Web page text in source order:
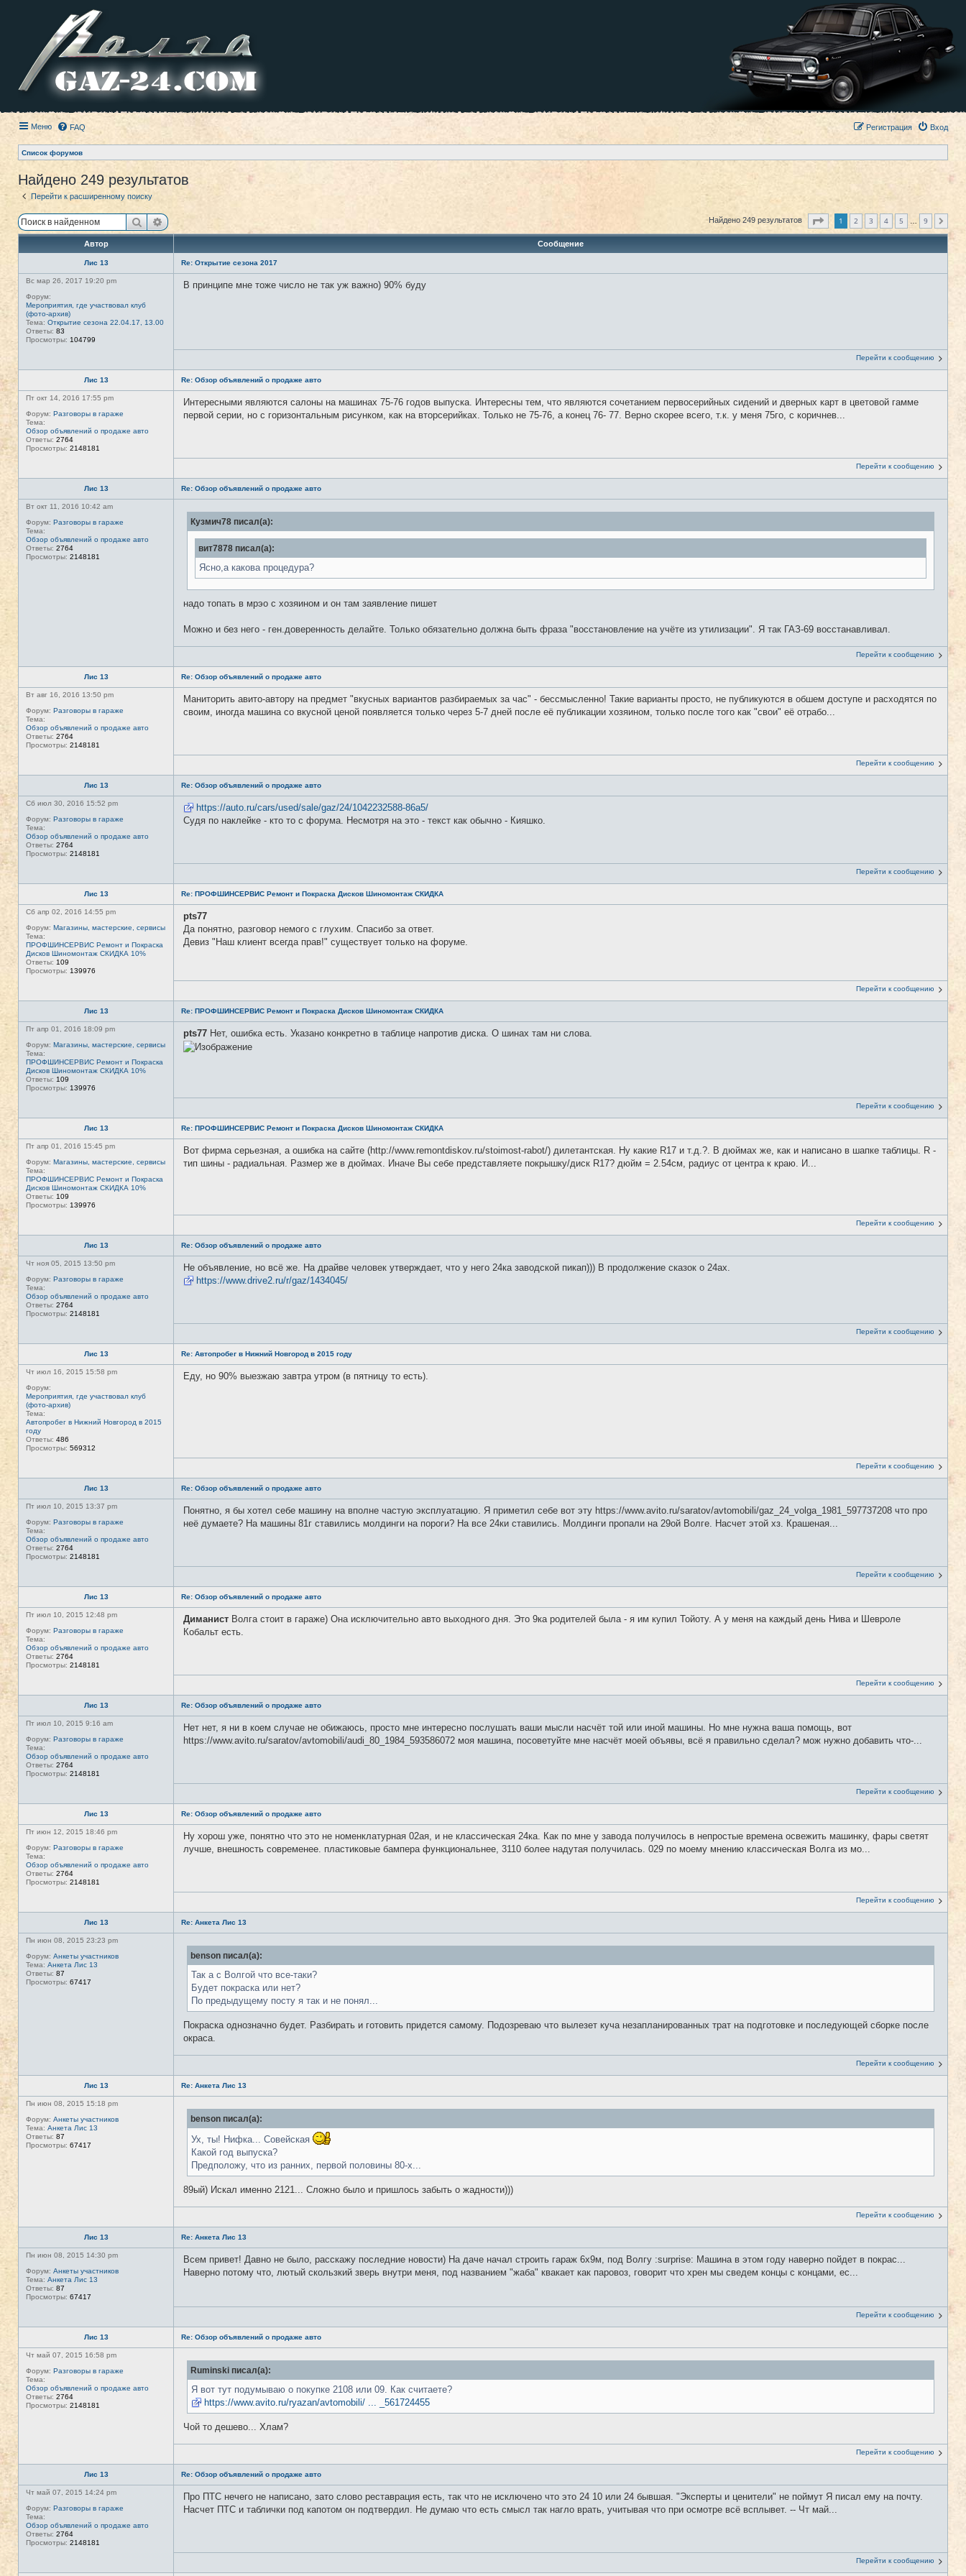
Меню FAQ Вход
Регистрация
Список форумов
Найдено 249 результатов
Перейти к расширенному поиску
ПоискРасширенный поиск Найдено 249 результатов Страница из9
1 2 3 4 5 9
Автор Сообщение
Лис 13
Вс мар 26, 2017 19:20 pm
Форум:
Мероприятия, где участвовал клуб
(фото-архив)
Тема: Открытие сезона 22.04.17, 13.00
Ответы: 83
Просмотры: 104799
Re: Открытие сезона 2017
В принципе мне тоже число не так уж важно) 90% буду
Перейти к сообщению
Лис 13
Пт окт 14, 2016 17:55 pm
Форум: Разговоры в гараже
Тема:
Обзор объявлений о продаже авто
Ответы: 2764
Просмотры: 2148181
Re: Обзор объявлений о продаже авто
Интересными являются салоны на машинах 75-76 годов выпуска. Интересны тем, что являются сочетанием первосерийных сидений и дверных карт в цветовой гамме
первой серии, но с горизонтальным рисунком, как на вторсерийках. Только не 75-76, а конец 76- 77. Верно скорее всего, т.к. у меня 75го, с коричнев...
Перейти к сообщению
Лис 13
Вт окт 11, 2016 10:42 am
Форум: Разговоры в гараже
Тема:
Обзор объявлений о продаже авто
Ответы: 2764
Просмотры: 2148181
Re: Обзор объявлений о продаже авто
Кузмич78 писал(а):
вит7878 писал(а):
Ясно,а какова процедура?
надо топать в мрэо с хозяином и он там заявление пишет
Можно и без него - ген.доверенность делайте. Только обязательно должна быть фраза "восстановление на учёте из утилизации". Я так ГАЗ-69 восстанавливал.
Перейти к сообщению
Лис 13
Вт авг 16, 2016 13:50 pm
Форум: Разговоры в гараже
Тема:
Обзор объявлений о продаже авто
Ответы: 2764
Просмотры: 2148181
Re: Обзор объявлений о продаже авто
Маниторить авито-автору на предмет "вкусных вариантов разбираемых за час" - бессмысленно! Такие варианты просто, не публикуются в обшем доступе и расходятся по
своим, иногда машина со вкусной ценой появляется только через 5-7 дней после её публикации хозяином, только после того как "свои" её отрабо...
Перейти к сообщению
Лис 13
Сб июл 30, 2016 15:52 pm
Форум: Разговоры в гараже
Тема:
Обзор объявлений о продаже авто
Ответы: 2764
Просмотры: 2148181
Re: Обзор объявлений о продаже авто
https://auto.ru/cars/used/sale/gaz/24/1042232588-86a5/
Судя по наклейке - кто то с форума. Несмотря на это - текст как обычно - Кияшко.
Перейти к сообщению
Лис 13
Сб апр 02, 2016 14:55 pm
Форум: Магазины, мастерские, сервисы
Тема:
ПРОФШИНСЕРВИС Ремонт и Покраска
Дисков Шиномонтаж СКИДКА 10%
Ответы: 109
Просмотры: 139976
Re: ПРОФШИНСЕРВИС Ремонт и Покраска Дисков Шиномонтаж СКИДКА
pts77
Да понятно, разговор немого с глухим. Спасибо за ответ.
Девиз "Наш клиент всегда прав!" существует только на форуме.
Перейти к сообщению
Лис 13
Пт апр 01, 2016 18:09 pm
Форум: Магазины, мастерские, сервисы
Тема:
ПРОФШИНСЕРВИС Ремонт и Покраска
Дисков Шиномонтаж СКИДКА 10%
Ответы: 109
Просмотры: 139976
Re: ПРОФШИНСЕРВИС Ремонт и Покраска Дисков Шиномонтаж СКИДКА
pts77 Нет, ошибка есть. Указано конкретно в таблице напротив диска. О шинах там ни слова.
Перейти к сообщению
Лис 13
Пт апр 01, 2016 15:45 pm
Форум: Магазины, мастерские, сервисы
Тема:
ПРОФШИНСЕРВИС Ремонт и Покраска
Дисков Шиномонтаж СКИДКА 10%
Ответы: 109
Просмотры: 139976
Re: ПРОФШИНСЕРВИС Ремонт и Покраска Дисков Шиномонтаж СКИДКА
Вот фирма серьезная, а ошибка на сайте (http://www.remontdiskov.ru/stoimost-rabot/) дилетантская. Ну какие R17 и т.д.?. В дюймах же, как и написано в шапке таблицы. R -
тип шины - радиальная. Размер же в дюймах. Иначе Вы себе представляете покрышку/диск R17? дюйм = 2.54см, радиус от центра к краю. И...
Перейти к сообщению
Лис 13
Чт ноя 05, 2015 13:50 pm
Форум: Разговоры в гараже
Тема:
Обзор объявлений о продаже авто
Ответы: 2764
Просмотры: 2148181
Re: Обзор объявлений о продаже авто
Не объявление, но всё же. На драйве человек утверждает, что у него 24ка заводской пикап))) В продолжение сказок о 24ах.
https://www.drive2.ru/r/gaz/1434045/
Перейти к сообщению
Лис 13
Чт июл 16, 2015 15:58 pm
Форум:
Мероприятия, где участвовал клуб
(фото-архив)
Тема:
Автопробег в Нижний Новгород в 2015
году
Ответы: 486
Просмотры: 569312
Re: Автопробег в Нижний Новгород в 2015 году
Еду, но 90% выезжаю завтра утром (в пятницу то есть).
Перейти к сообщению
Лис 13
Пт июл 10, 2015 13:37 pm
Форум: Разговоры в гараже
Тема:
Обзор объявлений о продаже авто
Ответы: 2764
Просмотры: 2148181
Re: Обзор объявлений о продаже авто
Понятно, я бы хотел себе машину на вполне частую эксплуатацию. Я приметил себе вот эту https://www.avito.ru/saratov/avtomobili/gaz_24_volga_1981_597737208 что про
неё думаете? На машины 81г ставились молдинги на пороги? На все 24ки ставились. Молдинги пропали на 29ой Волге. Насчет этой хз. Крашеная...
Перейти к сообщению
Лис 13
Пт июл 10, 2015 12:48 pm
Форум: Разговоры в гараже
Тема:
Обзор объявлений о продаже авто
Ответы: 2764
Просмотры: 2148181
Re: Обзор объявлений о продаже авто
Диманист Волга стоит в гараже) Она исключительно авто выходного дня. Это 9ка родителей была - я им купил Тойоту. А у меня на каждый день Нива и Шевроле
Кобальт есть.
Перейти к сообщению
Лис 13
Пт июл 10, 2015 9:16 am
Форум: Разговоры в гараже
Тема:
Обзор объявлений о продаже авто
Ответы: 2764
Просмотры: 2148181
Re: Обзор объявлений о продаже авто
Нет нет, я ни в коем случае не обижаюсь, просто мне интересно послушать ваши мысли насчёт той или иной машины. Но мне нужна ваша помощь, вот
https://www.avito.ru/saratov/avtomobili/audi_80_1984_593586072 моя машина, посоветуйте мне насчёт моей объявы, всё я правильно сделал? мож нужно добавить что-...
Перейти к сообщению
Лис 13
Пт июн 12, 2015 18:46 pm
Форум: Разговоры в гараже
Тема:
Обзор объявлений о продаже авто
Ответы: 2764
Просмотры: 2148181
Re: Обзор объявлений о продаже авто
Ну хорош уже, понятно что это не номенклатурная 02ая, и не классическая 24ка. Как по мне у завода получилось в непростые времена освежить машинку, фары светят
лучше, внешность современее. пластиковые бампера функциональнее, 3110 более надутая получилась. 029 по моему мнению классическая Волга из мо...
Перейти к сообщению
Лис 13
Пн июн 08, 2015 23:23 pm
Форум: Анкеты участников
Тема: Анкета Лис 13
Ответы: 87
Просмотры: 67417
Re: Анкета Лис 13
benson писал(а):
Так а с Волгой что все-таки?
Будет покраска или нет?
По предыдущему посту я так и не понял...
Покраска однозначно будет. Разбирать и готовить придется самому. Подозреваю что вылезет куча незапланированных трат на подготовке и последующей сборке после
окраса.
Перейти к сообщению
Лис 13
Пн июн 08, 2015 15:18 pm
Форум: Анкеты участников
Тема: Анкета Лис 13
Ответы: 87
Просмотры: 67417
Re: Анкета Лис 13
benson писал(а):
Ух, ты! Нифка... Совейская
Какой год выпуска?
Предположу, что из ранних, первой половины 80-х...
89ый) Искал именно 2121... Сложно было и пришлось забыть о жадности)))
Перейти к сообщению
Лис 13
Пн июн 08, 2015 14:30 pm
Форум: Анкеты участников
Тема: Анкета Лис 13
Ответы: 87
Просмотры: 67417
Re: Анкета Лис 13
Всем привет! Давно не было, расскажу последние новости) На даче начал строить гараж 6х9м, под Волгу :surprise: Машина в этом году наверно пойдет в покрас...
Наверно потому что, лютый скользкий зверь внутри меня, под названием "жаба" квакает как паровоз, говорит что хрен мы сведем концы с концами, ес...
Перейти к сообщению
Лис 13
Чт май 07, 2015 16:58 pm
Форум: Разговоры в гараже
Тема:
Обзор объявлений о продаже авто
Ответы: 2764
Просмотры: 2148181
Re: Обзор объявлений о продаже авто
Ruminski писал(а):
Я вот тут подумываю о покупке 2108 или 09. Как считаете?
https://www.avito.ru/ryazan/avtomobili/ ... _561724455
Чой то дешево... Хлам?
Перейти к сообщению
Лис 13
Чт май 07, 2015 14:24 pm
Форум: Разговоры в гараже
Тема:
Обзор объявлений о продаже авто
Ответы: 2764
Просмотры: 2148181
Re: Обзор объявлений о продаже авто
Про ПТС нечего не написано, зато слово реставрация есть, так что не исключено что это 24 10 или 24 бывшая. "Эксперты и ценители" не поймут Я писал ему на почту.
Насчет ПТС и таблички под капотом он подтвердил. Не думаю что есть смысл так нагло врать, учитывая что при осмотре всё всплывет. -- Чт май...
Перейти к сообщению